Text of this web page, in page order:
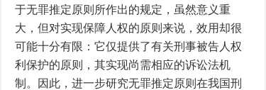
于无罪推定原则所作出的规定，虽然意义重
大，但对实现保障人权的原则来说，效用却很
可能十分有限：它仅提供了有关刑事被告人权
利保护的原则，其实现尚需相应的诉讼法机
制。因此，进一步研究无罪推定原则在我国刑